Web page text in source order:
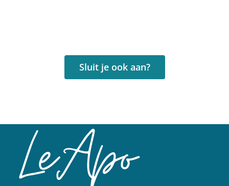
Sluit je ook aan?